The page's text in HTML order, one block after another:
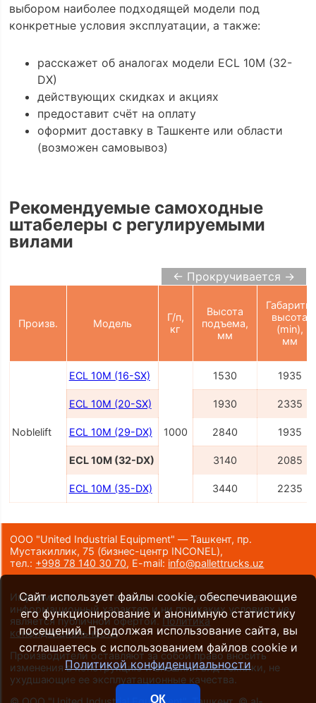
выбором наиболее подходящей модели под
конкретные условия эксплуатации, а также:
расскажет об аналогах модели ECL 10M (32-
DX)
действующих скидках и акциях
предоставит счёт на оплату
оформит доставку в Ташкенте или области
(возможен самовывоз)
Рекомендуемые самоходные
штабелеры с регулируемыми
вилами
← Прокручивается →
Произв. Модель
Г/п,
кг
Высота
подъема,
мм
Габаритн.
высота
(min),
мм
Noblelift
ECL 10M (16-SX)
1000
1530 1935
ECL 10M (20-SX) 1930 2335
ECL 10M (29-DX) 2840 1935
ECL 10M (32-DX) 3140 2085
ECL 10M (35-DX) 3440 2235
ООО "United Industrial Equipment" — Ташкент, пр.
Мустакиллик, 75 (бизнес-центр INCONEL),
тел.: +998 78 140 30 70, E-mail: info@pallettrucks.uz
Информация на сайте носит исключительно
информационный характер и ни при каких условиях не
является публичной офертой. Политика
конфиденциальности.
Производители оставляют за собой право вносить
изменения в конструкцию и внешний вид техники, не
ухудшающие ее эксплуатационные качества.
Сайт использует файлы cookie, обеспечивающие
его функционирование и анонимную статистику
посещений. Продолжая использование сайта, вы
соглашаетесь с использованием файлов cookie и
Политикой конфиденциальности
ОК